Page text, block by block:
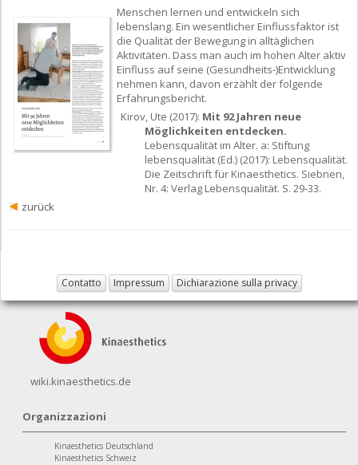
Menschen lernen und entwickeln sich
lebenslang. Ein wesentlicher Einflussfaktor ist
die Qualität der Bewegung in alltäglichen
Aktivitäten. Dass man auch im hohen Alter aktiv
Einfluss auf seine (Gesundheits-)Entwicklung
nehmen kann, davon erzählt der folgende
Erfahrungsbericht.
Kirov, Ute (2017): Mit 92 Jahren neue
Möglichkeiten entdecken.
Lebensqualität im Alter. a: Stiftung
lebensqualität (Ed.) (2017): Lebensqualität.
Die Zeitschrift für Kinaesthetics. Siebnen,
Nr. 4: Verlag Lebensqualität. S. 29-33.
zurück
Contatto Impressum Dichiarazione sulla privacy
wiki.kinaesthetics.de
Organizzazioni
Kinaesthetics Deutschland
Kinaesthetics Schweiz